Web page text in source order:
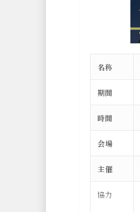
名称
期間
時間
会場
主催
協力